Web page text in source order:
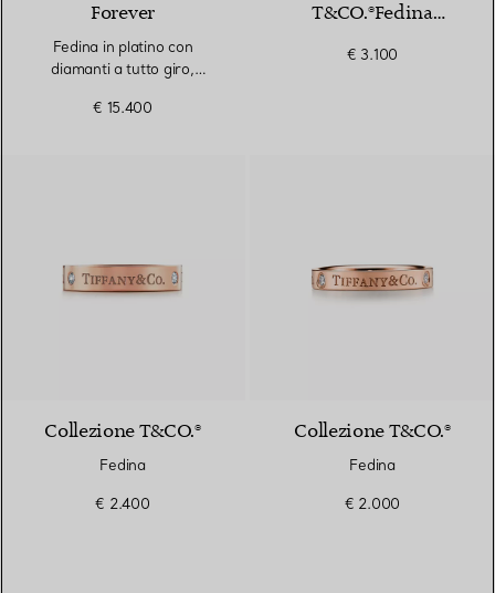
Forever
Fedina in platino con
diamanti a tutto giro,
€ 15.400
T&CO.®Fedina
€ 3.100
Collezione T&CO.®
Fedina
€ 2.400
Collezione T&CO.®
Fedina
€ 2.000